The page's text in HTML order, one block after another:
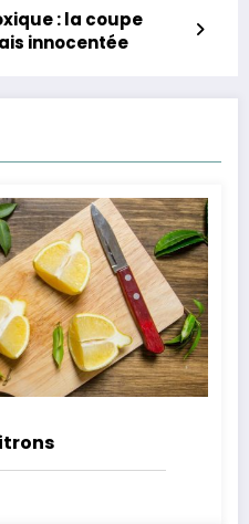
: la coupe
innocentée